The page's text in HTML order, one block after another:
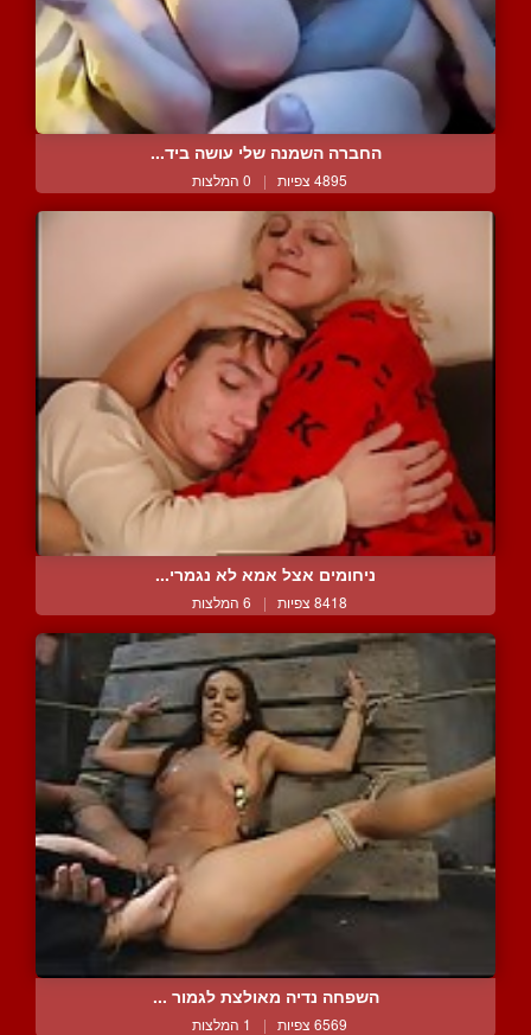
החברה השמנה שלי עושה ביד...
4895 צפיות | 0 המלצות
ניחומים אצל אמא לא נגמרי...
8418 צפיות | 6 המלצות
השפחה נדיה מאולצת לגמור ...
6569 צפיות | 1 המלצות